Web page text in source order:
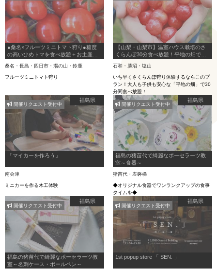
●桑名×フルーツミニトマト狩り●糖度
の高いひめトマを食べ放題＋お土産付
もちろんOK！のプラン詳細
桑名・長島・四日市・湯の山・鈴鹿
フルーツミニトマト狩り
【山梨・山梨市】温室ハウス栽培のさ
くらんぼ30分食べ放題！平地の畑で贅
石和・勝沼・塩山
いち早くさくらんぼ狩り体験するならこのプ
ラン！大人も子供も安心な「平地の畑」で30
分間食べ放題！
福島県
「マイカーを作ろう」
南会津
ミニカーを作る木工体験
開催リクエスト受付中
福島県
福島の猪苗代で綺麗なポーセラーツ教
室～食器～
猪苗代・表磐梯
◆オリジナル食器でワンランクアップの食事
タイムを◆
開催リクエスト受付中
福島県
福島の猪苗代で綺麗なポーセラーツ教
室～名刺ケース・ボールペン～
開催リクエスト受付中
福島県
1st popup store 「 SEN. 」
開催リクエスト受付中